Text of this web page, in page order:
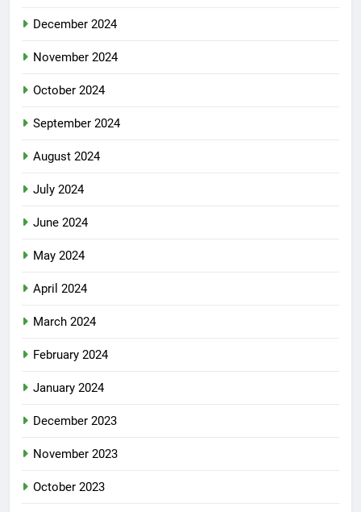
December 2024
November 2024
October 2024
September 2024
August 2024
July 2024
June 2024
May 2024
April 2024
March 2024
February 2024
January 2024
December 2023
November 2023
October 2023